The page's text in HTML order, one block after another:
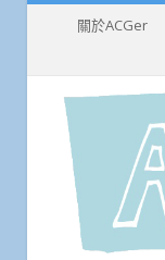
關於ACGer